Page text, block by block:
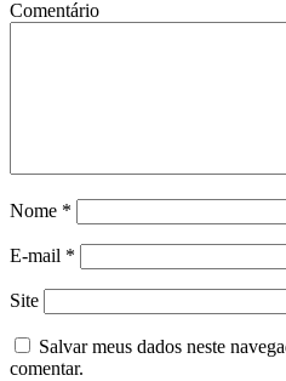
Comentário
Nome *
E-mail *
Site
Salvar meus dados neste
comentar.